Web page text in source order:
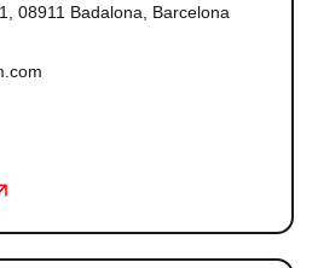
08911 Badalona, Barcelona